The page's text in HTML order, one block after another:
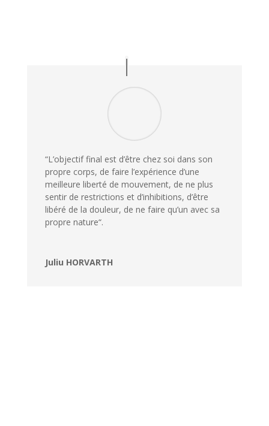
“L’objectif final est d’être chez soi dans son
propre corps, de faire l’expérience d’une
meilleure liberté de mouvement, de ne plus
sentir de restrictions et d’inhibitions, d’être
libéré de la douleur, de ne faire qu’un avec sa
propre nature“.
Juliu HORVARTH